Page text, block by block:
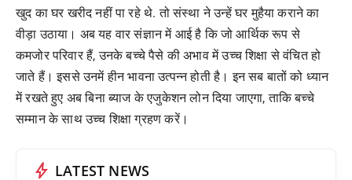
खुद का घर खरीद नहीं पा रहे थे. तो संस्था ने उन्हें घर मुहैया कराने का
वीड़ा उठाया। अब यह वार संज्ञान में आई है कि जो आर्थिक रूप से
कमजोर परिवार हैं, उनके बच्चे पैसे की अभाव में उच्च शिक्षा से वंचित हो
जाते हैं। इससे उनमें हीन भावना उत्पन्न होती है। इन सब बातों को ध्यान
में रखते हुए अब बिना ब्याज के एजुकेशन लोन दिया जाएगा, ताकि बच्चे
सम्मान के साथ उच्च शिक्षा ग्रहण करें।
bolt LATEST NEWS